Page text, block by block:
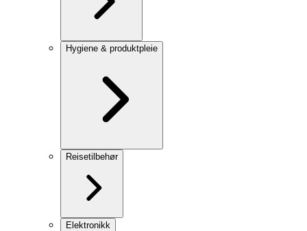
Hygiene & produktpleie
Reisetilbehør
Elektronikk